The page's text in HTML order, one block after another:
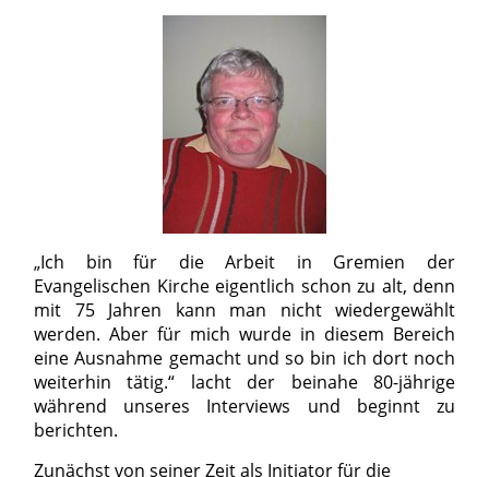
„Ich bin für die Arbeit in Gremien der
Evangelischen Kirche eigentlich schon zu alt, denn
mit 75 Jahren kann man nicht wiedergewählt
werden. Aber für mich wurde in diesem Bereich
eine Ausnahme gemacht und so bin ich dort noch
weiterhin tätig.“ lacht der beinahe 80-jährige
während unseres Interviews und beginnt zu
berichten.
Zunächst von seiner Zeit als Initiator für die